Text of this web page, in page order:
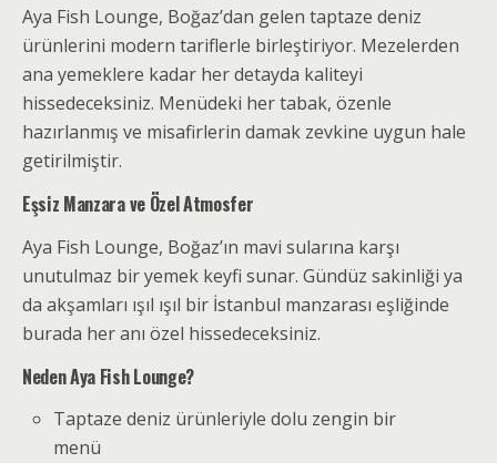
Aya Fish Lounge, Boğaz’dan gelen taptaze deniz
ürünlerini modern tariflerle birleştiriyor. Mezelerden
ana yemeklere kadar her detayda kaliteyi
hissedeceksiniz. Menüdeki her tabak, özenle
hazırlanmış ve misafirlerin damak zevkine uygun hale
getirilmiştir.
Eşsiz Manzara ve Özel Atmosfer
Aya Fish Lounge, Boğaz’ın mavi sularına karşı
unutulmaz bir yemek keyfi sunar. Gündüz sakinliği ya
da akşamları ışıl ışıl bir İstanbul manzarası eşliğinde
burada her anı özel hissedeceksiniz.
Neden Aya Fish Lounge?
Taptaze deniz ürünleriyle dolu zengin bir
menü